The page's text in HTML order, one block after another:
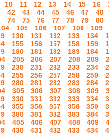
10 11 12 13 14 15 16
42 43 44 45 46 47 48
74 75 76 77 78 79 80
105 106 107 108 109
130 131 132 133 134
155 156 157 158 159
180 181 182 183 184
205 206 207 208 209
230 231 232 233 234
255 256 257 258 259
280 281 282 283 284
305 306 307 308 309
330 331 332 333 334
355 356 357 358 359
380 381 382 383 384
405 406 407 408 409
430 431 432 433 434